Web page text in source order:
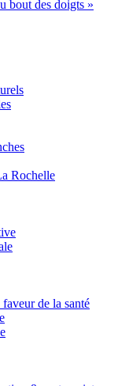
bout des doigts »
Rochelle
de la santé